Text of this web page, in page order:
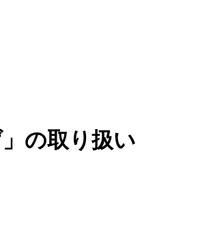
の取り扱い